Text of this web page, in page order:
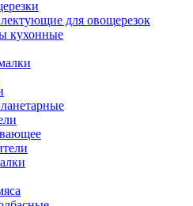
для овощерезок
кухонные